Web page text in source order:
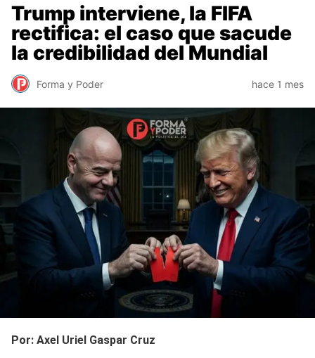
Trump interviene, la FIFA
rectifica: el caso que sacude
la credibilidad del Mundial
Forma y Poder hace 1 mes
Por: Axel Uriel Gaspar Cruz